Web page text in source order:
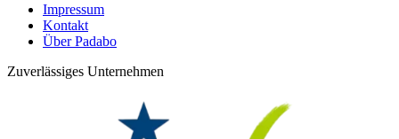
Impressum
Kontakt
Über Padabo
Zuverlässiges Unternehmen